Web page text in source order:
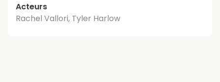
Acteurs
Rachel Vallori, Tyler Harlow